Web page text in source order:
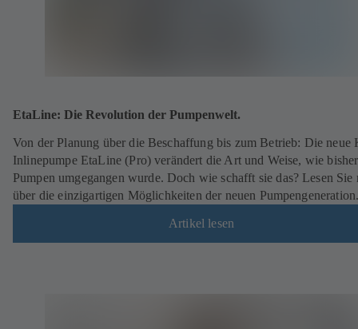
EtaLine: Die Revolution der Pumpenwelt.
Von der Planung über die Beschaffung bis zum Betrieb: Die neue
Inlinepumpe EtaLine (Pro) verändert die Art und Weise, wie
Pumpen umgegangen wurde. Doch wie schafft sie das? Lesen Sie
über die einzigartigen Möglichkeiten der neuen
Artikel lesen